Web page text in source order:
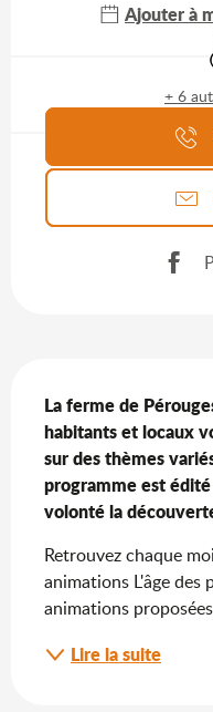
Ajouter à
+ 6
La ferme de
habitants et locaux
sur des thèmes
programme est
volonté la
Retrouvez chaque
animations L'âge des
animations
Lire la suite